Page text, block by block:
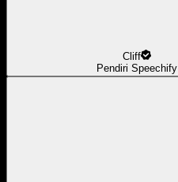
Cliff
Pendiri Speechify